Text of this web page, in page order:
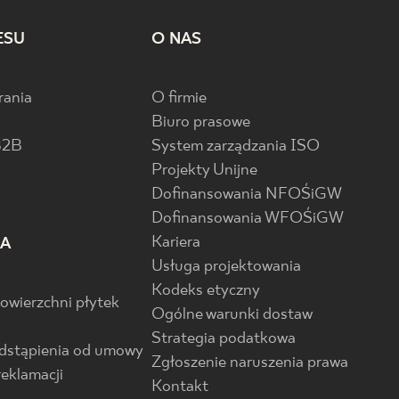
płytek
od umowy
O NAS
O firmie
Biuro prasowe
System zarządzania ISO
Projekty Unijne
Dofinansowania NFOŚiGW
Dofinansowania WFOŚiGW
Kariera
Usługa projektowania
Kodeks etyczny
Ogólne warunki dostaw
Strategia podatkowa
Zgłoszenie naruszenia prawa
Kontakt